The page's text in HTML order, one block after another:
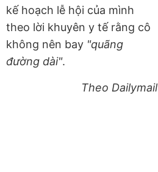
kế hoạch lễ hội của mình
theo lời khuyên y tế rằng cô
không nên bay "quãng
đường dài".
Theo Dailymail